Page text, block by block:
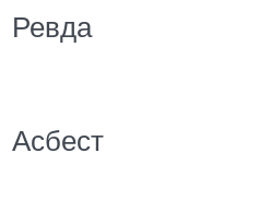
Ревда
Асбест